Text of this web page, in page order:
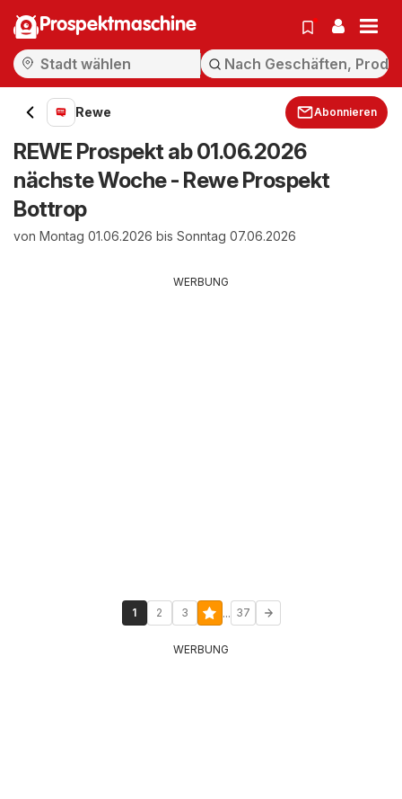
Prospektmaschine
Rewe Abonnieren
REWE Prospekt ab 01.06.2026
nächste Woche - Rewe Prospekt
Bottrop
von Montag 01.06.2026 bis Sonntag 07.06.2026
WERBUNG
1 2 3 ... 37
WERBUNG